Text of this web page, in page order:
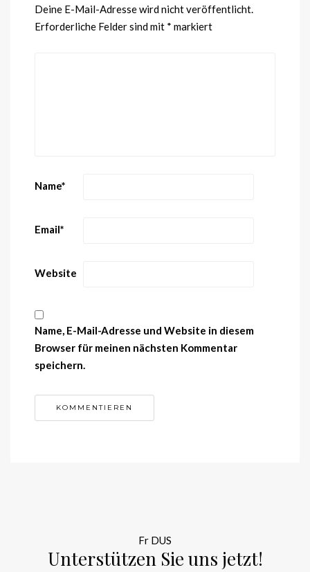
Deine E-Mail-Adresse wird nicht veröffentlicht.
Erforderliche Felder sind mit * markiert
Name*
Email*
Website
Name, E-Mail-Adresse und Website in diesem
Browser für meinen nächsten Kommentar
speichern.
Fr DUS
Unterstützen Sie uns jetzt!